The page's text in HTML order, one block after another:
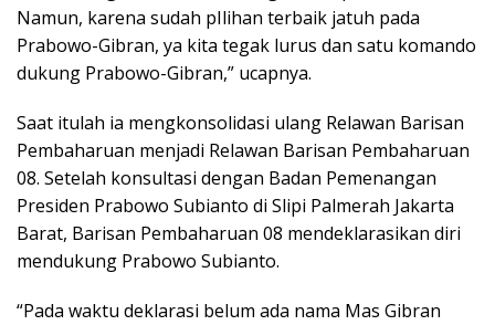
Namun, karena sudah pIlihan terbaik jatuh pada
Prabowo-Gibran, ya kita tegak lurus dan satu komando
dukung Prabowo-Gibran,” ucapnya.
Saat itulah ia mengkonsolidasi ulang Relawan Barisan
Pembaharuan menjadi Relawan Barisan Pembaharuan
08. Setelah konsultasi dengan Badan Pemenangan
Presiden Prabowo Subianto di Slipi Palmerah Jakarta
Barat, Barisan Pembaharuan 08 mendeklarasikan diri
mendukung Prabowo Subianto.
“Pada waktu deklarasi belum ada nama Mas Gibran